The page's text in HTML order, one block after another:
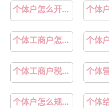
个体户怎么开发票
个体工商户怎样报税 个体
个体工商户税收标准
个体户怎么规避不买社保